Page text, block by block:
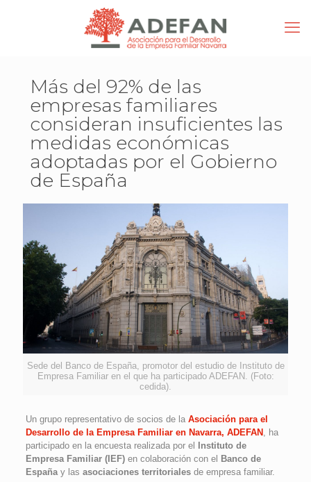
Más del 92% de las
empresas familiares
consideran insuficientes las
medidas económicas
adoptadas por el Gobierno
de España
Sede del Banco de España, promotor del estudio de Instituto de
Empresa Familiar en el que ha participado ADEFAN. (Foto:
cedida).
Un grupo representativo de socios de la Asociación para el
Desarrollo de la Empresa Familiar en Navarra, ADEFAN , ha
participado en la encuesta realizada por el
Instituto de
Empresa Familiar (IEF)en colaboración con el Banco de
Españay las asociaciones territorialesde empresa familiar.